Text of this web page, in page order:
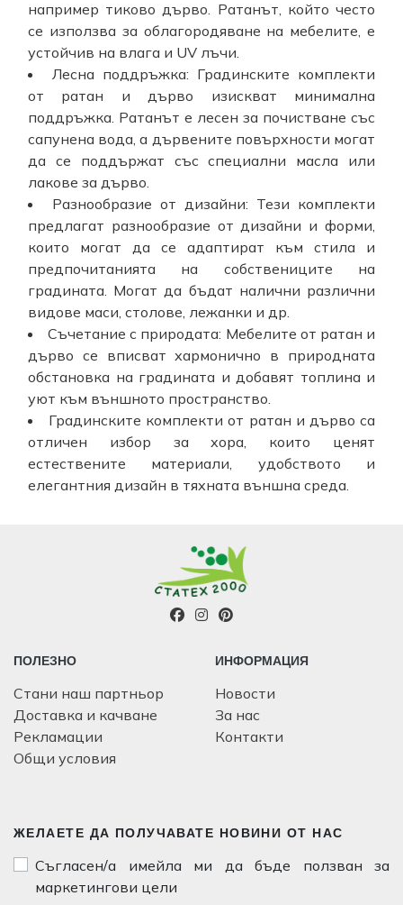
например тиково дърво. Ратанът, който често
се използва за облагородяване на мебелите, е
устойчив на влага и UV лъчи.
Лесна поддръжка: Градинските комплекти
от ратан и дърво изискват минимална
поддръжка. Ратанът е лесен за почистване със
сапунена вода, а дървените повърхности могат
да се поддържат със специални масла или
лакове за дърво.
Разнообразие от дизайни: Тези комплекти
предлагат разнообразие от дизайни и форми,
които могат да се адаптират към стила и
предпочитанията на собствениците на
градината. Могат да бъдат налични различни
видове маси, столове, лежанки и др.
Съчетание с природата: Мебелите от ратан и
дърво се вписват хармонично в природната
обстановка на градината и добавят топлина и
уют към външното пространство.
Градинските комплекти от ратан и дърво са
отличен избор за хора, които ценят
естествените материали, удобството и
елегантния дизайн в тяхната външна среда.
ПОЛЕЗНО
Стани наш партньор
Доставка и качване
Рекламации
Общи условия
ИНФОРМАЦИЯ
Новости
За нас
Контакти
ЖЕЛАЕТЕ ДА ПОЛУЧАВАТЕ НОВИНИ ОТ НАС
Съгласен/а имейла ми да бъде ползван за
маркетингови цели